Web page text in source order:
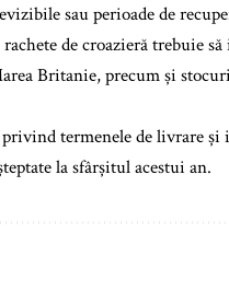
sau perioade de
de croazieră trebuie
Britanie, precum și
termenele de livrare și
la sfârșitul acestui an.